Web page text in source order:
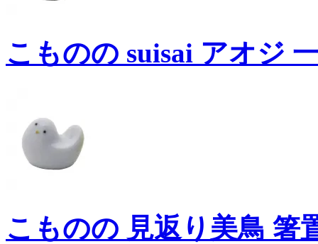
こものの suisai アオジ
こものの 見返り美鳥 箸